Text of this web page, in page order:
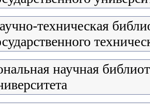
техническая
научная